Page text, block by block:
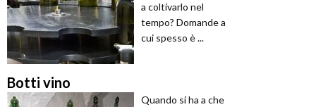
a coltivarlo nel
tempo? Domande a
cui spesso è ...
Botti vino
Quando si ha a che